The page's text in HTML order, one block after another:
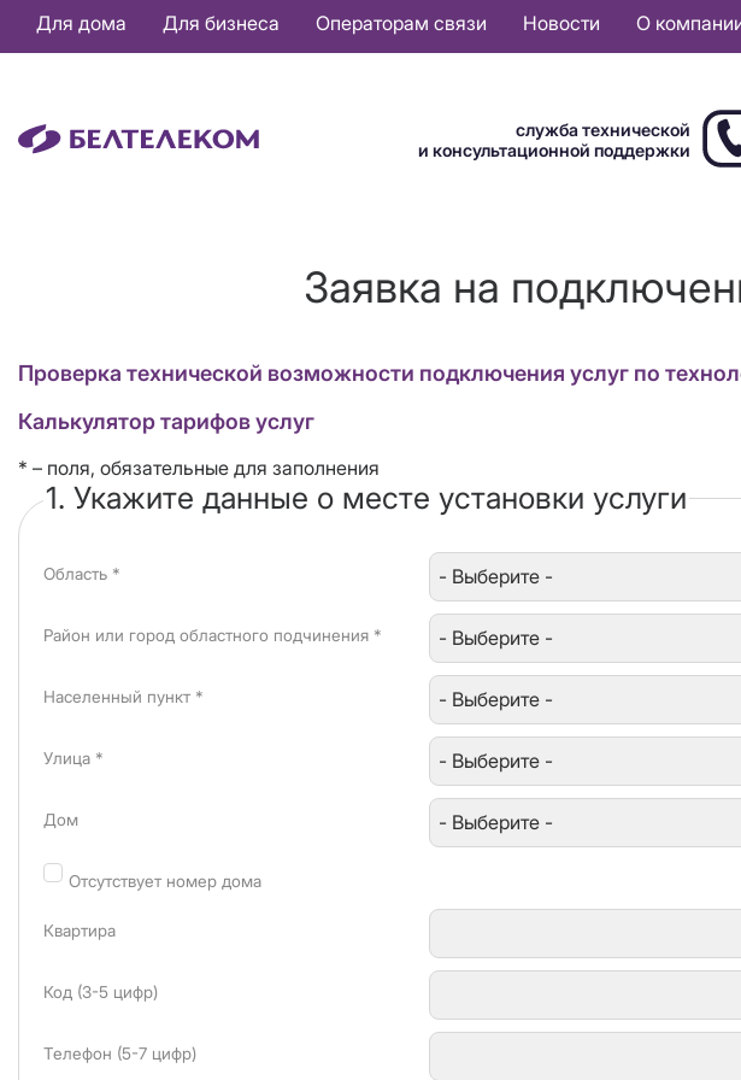
Основная
навигация
Для дома Для бизнеса Операторам связи Новости О
служба технической
и консультационной поддержки
Заявка на
Проверка технической возможности подключения услуг по
Калькулятор тарифов услуг
* – поля, обязательные для заполнения
1. Укажите данные о месте установки услуги
Область *
Район или город областного подчинения *
Населенный пункт *
Улица *
Дом
Отсутствует номер дома
Квартира
Код (3-5 цифр)
Телефон (5-7 цифр)